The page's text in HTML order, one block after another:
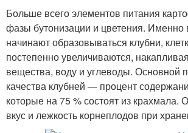
Больше всего элементов питания
фазы бутонизации и цветения. Именно
начинают образовываться клубни,
постепенно увеличиваются,
вещества, воду и углеводы. Основной
качества клубней — процент
которые на 75 % состоят из крахмала.
вкус и лежкость корнеплодов при